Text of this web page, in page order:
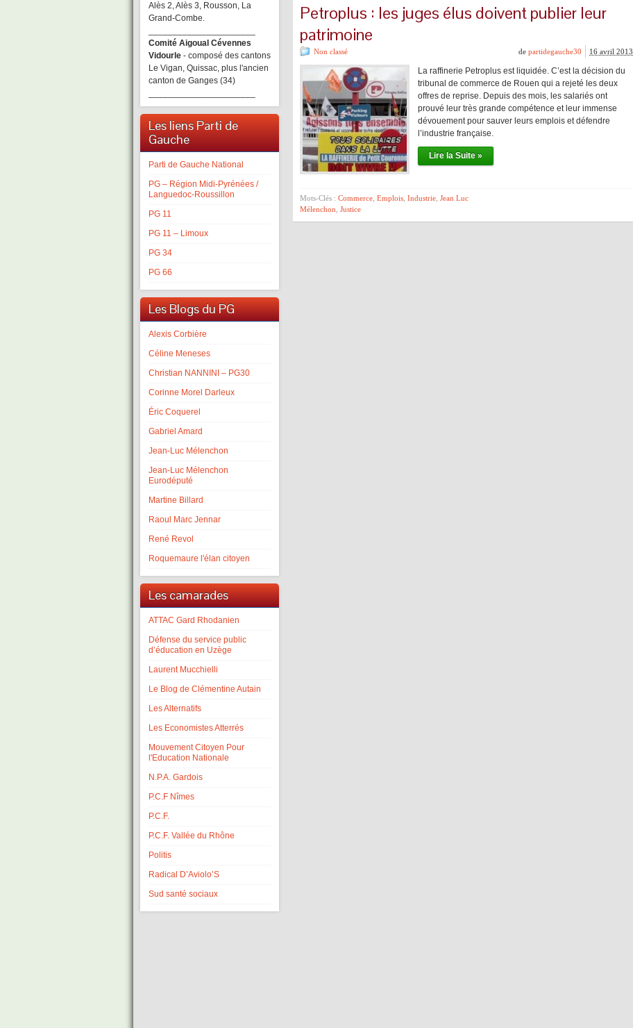
Alès 2, Alès 3, Rousson, La
Grand-Combe.
Comité Aigoual Cévennes
Vidourle - composé des cantons
Le Vigan, Quissac, plus l'ancien
canton de Ganges (34)
Les liens Parti de
Gauche
Parti de Gauche National
PG – Région Midi-Pyrénées /
Languedoc-Roussillon
PG 11
PG 11 – Limoux
PG 34
PG 66
Les Blogs du PG
Alexis Corbière
Céline Meneses
Christian NANNINI – PG30
Corinne Morel Darleux
Éric Coquerel
Gabriel Amard
Jean-Luc Mélenchon
Jean-Luc Mélenchon
Eurodéputé
Martine Billard
Raoul Marc Jennar
René Revol
Roquemaure l'élan citoyen
Les camarades
ATTAC Gard Rhodanien
Défense du service public
d’éducation en Uzège
Laurent Mucchielli
Le Blog de Clémentine Autain
Les Alternatifs
Les Economistes Atterrés
Mouvement Citoyen Pour
l'Education Nationale
N.P.A. Gardois
P.C.F Nîmes
P.C.F.
P.C.F. Vallée du Rhône
Politis
Radical D’Aviolo’S
Sud santé sociaux
Petroplus : les juges élus doivent publier leur
patrimoine
Non classé 16 avril 2013
de partidegauche30
La raffinerie Petroplus est liquidée. C’est la décision du
tribunal de commerce de Rouen qui a rejeté les deux
offres de reprise. Depuis des mois, les salariés ont
prouvé leur très grande compétence et leur immense
dévouement pour sauver leurs emplois et défendre
l’industrie française.
Lire la Suite »
Mots-Clés : Commerce Emplois Industrie Jean Luc
Mélenchon Justice